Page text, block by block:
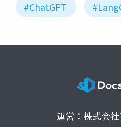
#ChatGPT
運営：株式会